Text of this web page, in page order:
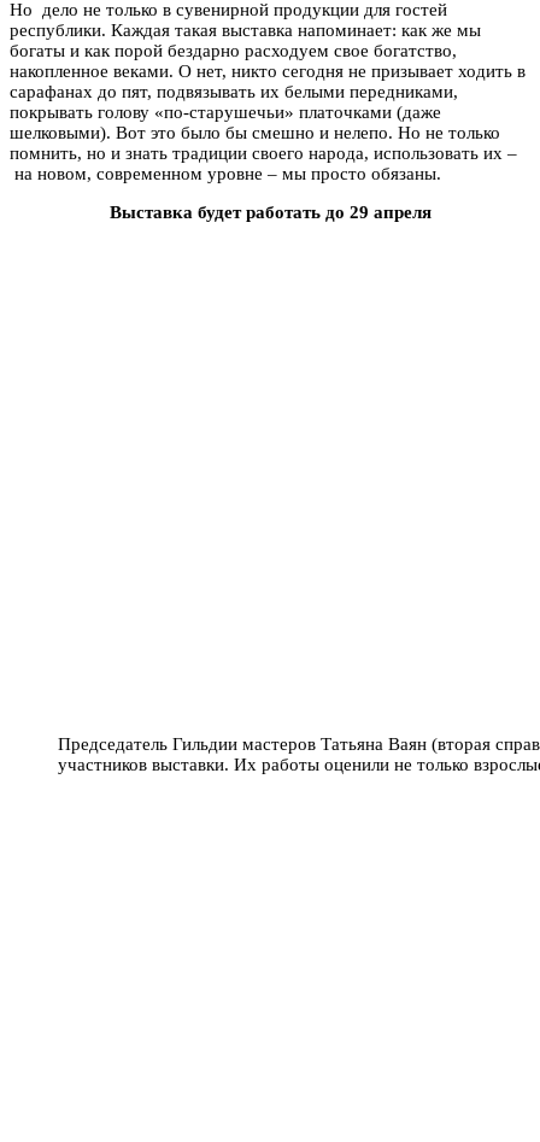
Но дело не только в сувенирной продукции для гостей
республики. Каждая такая выставка напоминает: как же мы
богаты и как порой бездарно расходуем свое богатство,
накопленное веками. О нет, никто сегодня не призывает ходить в
сарафанах до пят, подвязывать их белыми передниками,
покрывать голову «по-старушечьи» платочками (даже
шелковыми). Вот это было бы смешно и нелепо. Но не только
помнить, но и знать традиции своего народа, использовать их –
на новом, современном уровне – мы просто обязаны.
Выставка будет работать до 29 апреля
Председатель Гильдии мастеров Татьяна Ваян (вторая
участников выставки. Их работы оценили не только